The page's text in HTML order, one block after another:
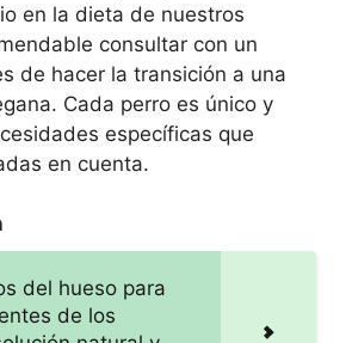
en la dieta de nuestros
consultar con un
de hacer la transición a una
Cada perro es único y
específicas que
en cuenta.
del hueso para
de los